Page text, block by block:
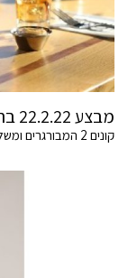
מבצע 22.2.22 ברשת BBB.
קונים 2 המבורגרים ומשלמים רק על 1! מסדרת ההמבורגרים הקלאסיים.